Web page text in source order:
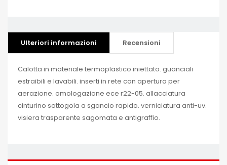
Ulteriori informazioni Recensioni
Calotta in materiale termoplastico iniettato. guanciali
estraibili e lavabili. inserti in rete con apertura per
aerazione. omologazione ece r22-05. allacciatura
cinturino sottogola a sgancio rapido. verniciatura anti-uv.
visiera trasparente sagomata e antigraffio.